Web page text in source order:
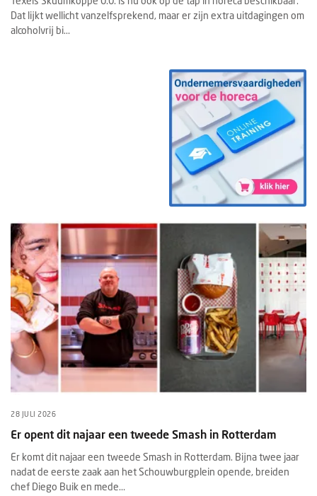
Dat lijkt wellicht vanzelfsprekend, maar er zijn extra uitdagingen om
alcoholvrij bi...
28 JULI 2026
Er opent dit najaar een tweede Smash in Rotterdam
Er komt dit najaar een tweede Smash in Rotterdam. Bijna twee jaar
nadat de eerste zaak aan het Schouwburgplein opende, breiden
chef Diego Buik en mede...